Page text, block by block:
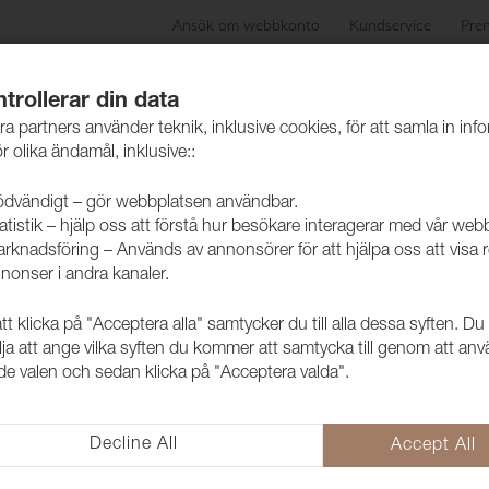
Ansök om webbkonto Kundservice
Produkter Skötselråd
Tyg Flamur
1008117
FLAMUR är ett polyestertyg
helt rätt i trend och är ett
dekoration.
din data
partners använder teknik, inklusive cookies, för att samla in
olika ändamål, inklusive::
– gör webbplatsen användbar.
– hjälp oss att förstå hur besökare interagerar med vår
– Används av annonsörer för att hjälpa oss att visa
i andra kanaler.
klicka på "Acceptera alla" samtycker du till alla dessa syften. Du
att ange vilka syften du kommer att samtycka till genom att
valen och sedan klicka på "Acceptera valda".
Decline All Accept All